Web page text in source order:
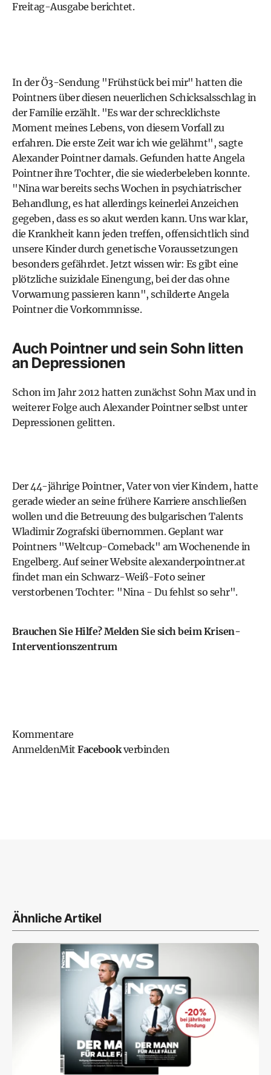
Freitag-Ausgabe berichtet.
In derÖ3-Sendung "Frühstück bei mir" hatten die
Pointners über diesen neuerlichen Schicksalsschlag in
der Familie erzählt. "Es war der schrecklichste
Moment meines Lebens, von diesem Vorfall zu
erfahren. Die erste Zeit war ich wie gelähmt", sagte
Alexander Pointner damals. Gefunden hatte Angela
Pointner ihre Tochter, die sie wiederbeleben konnte.
"Nina war bereits sechs Wochen in psychiatrischer
Behandlung, es hat allerdings keinerlei Anzeichen
gegeben, dass es so akut werden kann. Uns war klar,
die Krankheit kann jeden treffen, offensichtlich sind
unsere Kinder durch genetische Voraussetzungen
besonders gefährdet. Jetzt wissen wir: Es gibt eine
plötzliche suizidale Einengung, bei der das ohne
Vorwarnung passieren kann", schilderte Angela
Pointner die Vorkommnisse.
Auch Pointner und sein Sohn litten
an Depressionen
Schon im Jahr 2012 hatten zunächst Sohn Max und in
weiterer Folge auch Alexander Pointner selbst unter
Depressionen gelitten.
Der 44-jährige Pointner, Vater von vier Kindern, hatte
gerade wieder an seine frühere Karriere anschließen
wollen und die Betreuung des bulgarischen Talents
Wladimir Zografski übernommen. Geplant war
Pointners "Weltcup-Comeback" am Wochenende in
Engelberg. Auf seiner Website alexanderpointner.at
findet man ein Schwarz-Weiß-Foto seiner
verstorbenen Tochter: "Nina - Du fehlst so sehr".
Brauchen Sie Hilfe? Melden Sie sich beimKrisen-
Interventionszentrum
Kommentare
AnmeldenMit Facebookverbinden
Ähnliche Artikel